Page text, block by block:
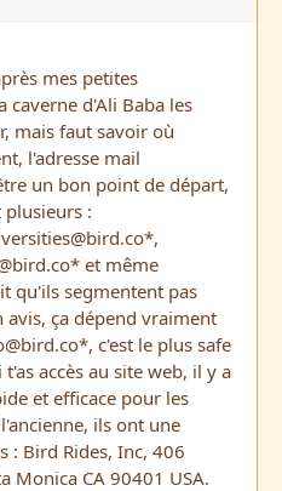
mes petites
caverne d'Ali Baba les
mais faut savoir où
l'adresse mail
un bon point de départ,
:
*,
* et même
qu'ils segmentent pas
avis, ça dépend vraiment
*, c'est le plus safe
accès au site web, il y a
et efficace pour les
ils ont une
: Bird Rides, Inc, 406
Monica CA 90401 USA.